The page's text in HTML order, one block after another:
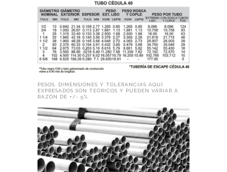
PESOS, DIMENSIONES Y TOLERANCIAS AQUÍ
EXPRESADOS SON TEÓRICOS Y PUEDEN VARIAR A
RAZÓN DE +/- 5%.